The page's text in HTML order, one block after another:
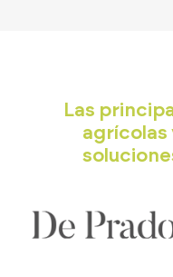
Las
agrícolas